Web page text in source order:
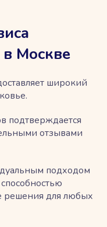
Москве
широкий
подтверждается
отзывами
подходом
для любых